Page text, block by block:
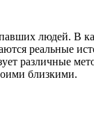
людей. В
реальные
различные
близкими.